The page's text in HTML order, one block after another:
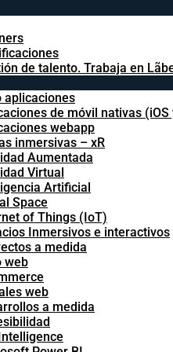
de talento. Trabaja en
aplicaciones
de móvil nativas (iOS
webapp
inmersivas – xR
Aumentada
Virtual
Artificial
Space
of Things (IoT)
Inmersivos e interactivos
a medida
web
web
a medida